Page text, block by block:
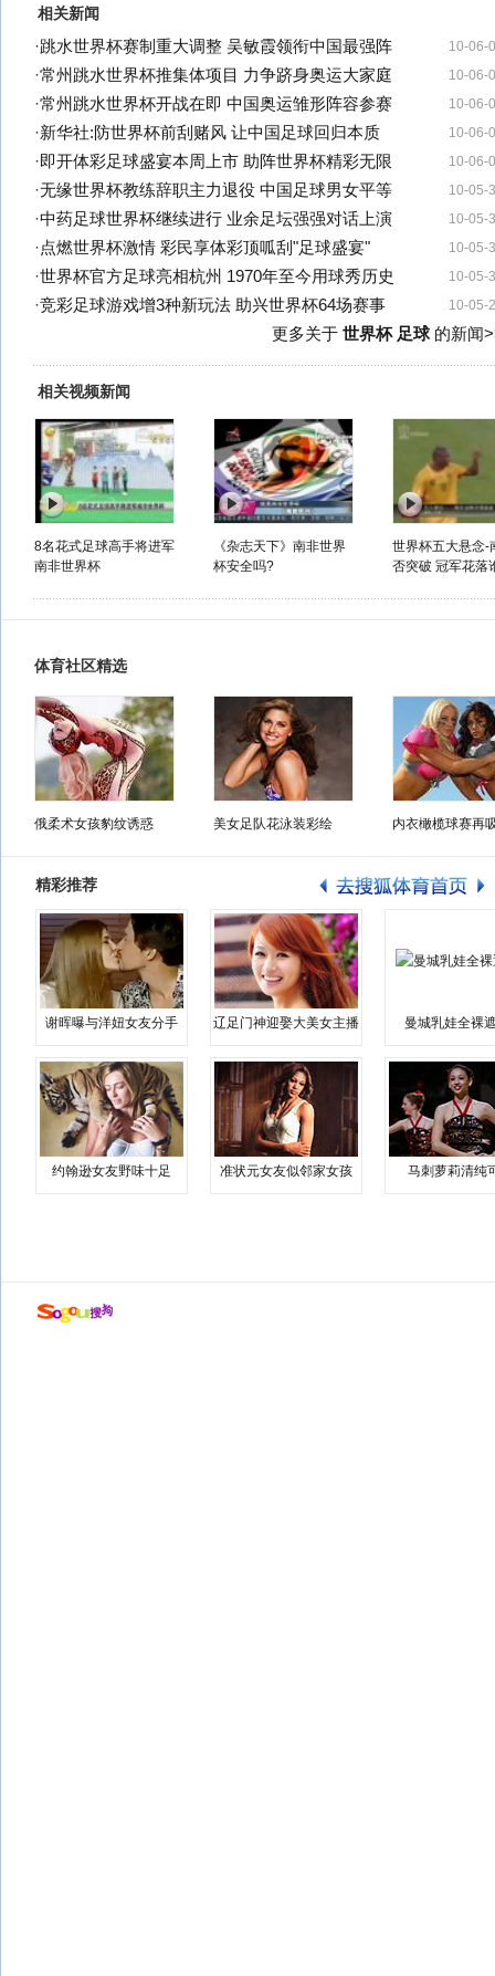
相关新闻
10-06-
·跳水世界杯赛制重大调整 吴敏霞领衔中国最强阵
10-06-
·常州跳水世界杯推集体项目 力争跻身奥运大家庭
10-06-
·常州跳水世界杯开战在即 中国奥运雏形阵容参赛
10-06-
·新华社:防世界杯前刮赌风 让中国足球回归本质
10-06-
·即开体彩足球盛宴本周上市 助阵世界杯精彩无限
10-05-
·无缘世界杯教练辞职主力退役 中国足球男女平等
10-05-
·中药足球世界杯继续进行 业余足坛强强对话上演
10-05-
·点燃世界杯激情 彩民享体彩顶呱刮"足球盛宴"
10-05-
·世界杯官方足球亮相杭州 1970年至今用球秀历史
10-05-
·竞彩足球游戏增3种新玩法 助兴世界杯64场赛事
更多关于 世界杯 足球的新闻
相关视频新闻
8名花式足球高手将进军
南非世界杯
《杂志天下》南非世界
杯安全吗?
世界杯五大悬念-
否突破 冠军花落
体育社区精选
俄柔术女孩豹纹诱惑 美女足队花泳装彩绘 内衣橄榄球赛再
精彩推荐
谢晖曝与洋妞女友分手 辽足门神迎娶大美女主播 曼城乳娃全裸
约翰逊女友野味十足 准状元女友似邻家女孩 马刺萝莉清纯